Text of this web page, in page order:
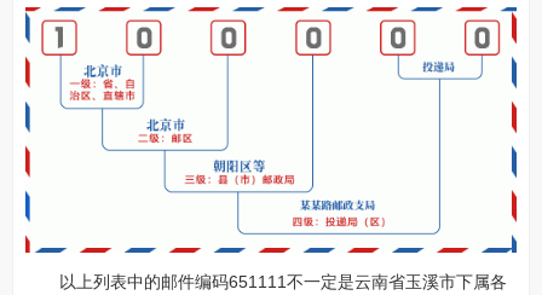
以上列表中的邮件编码651111不一定是云南省玉溪市下属各